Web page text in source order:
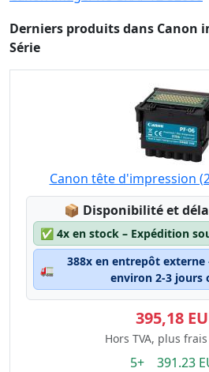
Derniers produits dans Canon
Série
Canon tête d'impression
📦 Lagerstatus:
Disponibilité et
✅ 4x en stock – Expédition
🚛
388x en entrepôt externe
environ 2-3 jours
395,18
Hors TVA, plus
5+ 391.23